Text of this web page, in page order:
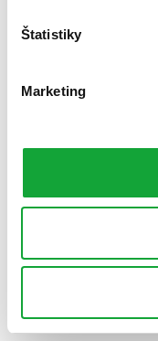
Štatistiky
Marketing